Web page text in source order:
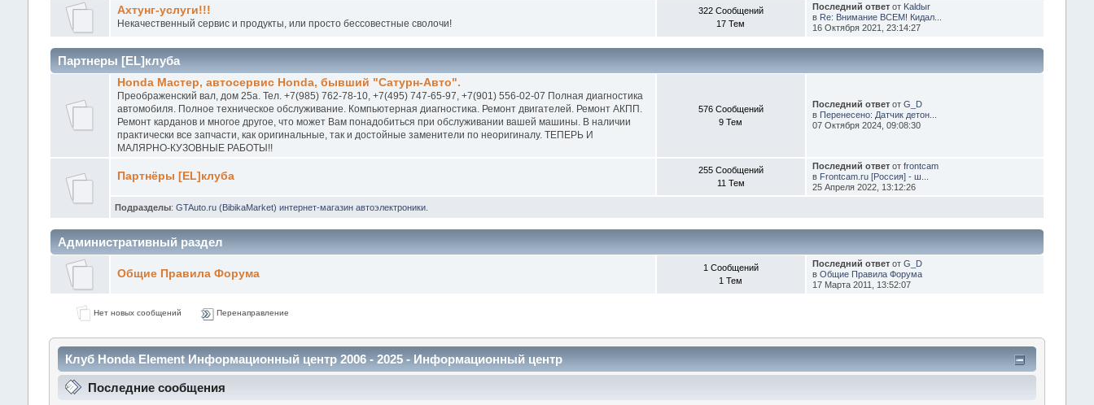
Ахтунг-услуги!!!
Некачественный сервис и продукты, или просто бессовестные сволочи!
322 Сообщений
17 Тем
Последний ответ от Kaldыr
в Re: Внимание ВСЕМ! Кидал...
16 Октября 2021, 23:14:27
Партнеры [EL]клуба
Honda Мастер, автосервис Honda, бывший "Сатурн-Авто".
Преображенский вал, дом 25а. Тел. +7(985) 762-78-10, +7(495) 747-65-97, +7(901) 556-02-07 Полная диагностика
автомобиля. Полное техническое обслуживание. Компьютерная диагностика. Ремонт двигателей. Ремонт АКПП.
Ремонт карданов и многое другое, что может Вам понадобиться при обслуживании вашей машины. В наличии
практически все запчасти, как оригинальные, так и достойные заменители по неоригиналу. ТЕПЕРЬ И
МАЛЯРНО-КУЗОВНЫЕ РАБОТЫ!!
576 Сообщений
9 Тем
Последний ответ отG_D
в Перенесено: Датчик детон...
07 Октября 2024, 09:08:30
Партнёры [EL]клуба
255 Сообщений
11 Тем
Последний ответ отfrontcam
в Frontcam.ru [Россия] - ш...
25 Апреля 2022, 13:12:26
Подразделы: GTAuto.ru (BibikaMarket) интернет-магазин автоэлектроники.
Административный раздел
Общие Правила Форума
1 Сообщений
1 Тем
Последний ответ отG_D
вОбщие Правила Форума
17 Марта 2011, 13:52:07
Нет новых сообщений Перенаправление
Клуб Honda Element Информационный центр 2006 - 2025 - Информационный центр
Последние сообщения